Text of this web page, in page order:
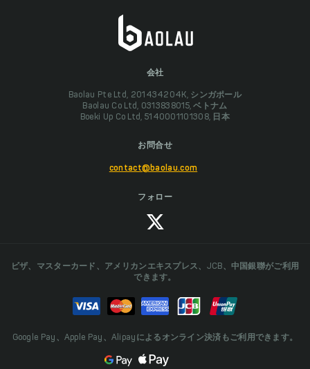
会社
Baolau Pte Ltd, 201434204K, シンガポール
Baolau Co Ltd, 0313838015, ベトナム
Boeki Up Co Ltd, 5140001101308, 日本
お問合せ
contact@baolau.com
フォロー
ビザ、マスターカード、アメリカンエキスプレス、JCB、中国銀聯がご利用
できます。
Google Pay、Apple Pay、Alipayによるオンライン決済もご利用できます。